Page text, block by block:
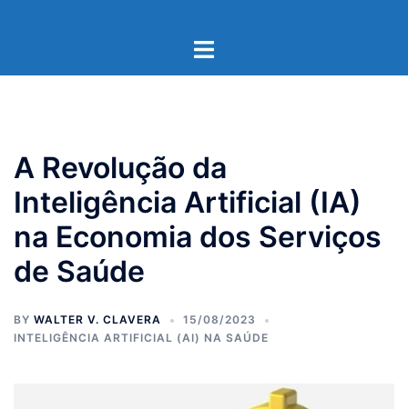
Toggle
A Revolução da
Inteligência Artificial (IA)
na Economia dos Serviços
de Saúde
BY WALTER V. CLAVERA
15/08/2023
INTELIGÊNCIA ARTIFICIAL (AI) NA SAÚDE